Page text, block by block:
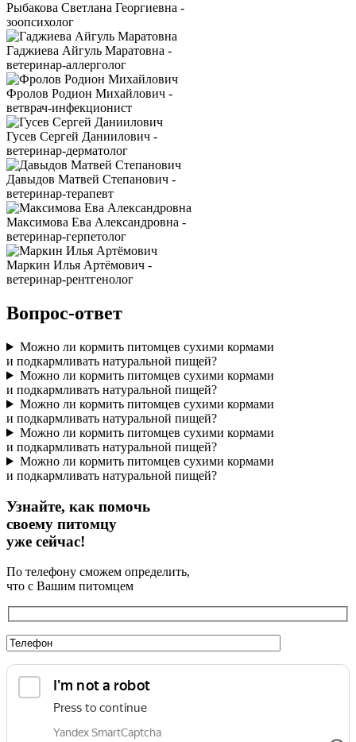
Рыбакова Светлана Георгиевна -
зоопсихолог
Гаджиева Айгуль Маратовна -
ветеринар-аллерголог
Фролов Родион Михайлович -
ветврач-инфекционист
Гусев Сергей Даниилович -
ветеринар-дерматолог
Давыдов Матвей Степанович -
ветеринар-терапевт
Максимова Ева Александровна -
ветеринар-герпетолог
Маркин Илья Артёмович -
ветеринар-рентгенолог
Вопрос-ответ
Можно ли кормить питомцев сухими кормами
и подкармливать натуральной пищей?
Можно ли кормить питомцев сухими кормами
и подкармливать натуральной пищей?
Можно ли кормить питомцев сухими кормами
и подкармливать натуральной пищей?
Можно ли кормить питомцев сухими кормами
и подкармливать натуральной пищей?
Можно ли кормить питомцев сухими кормами
и подкармливать натуральной пищей?
Узнайте, как помочь
своему питомцу
уже сейчас!
По телефону сможем определить,
что с Вашим питомцем